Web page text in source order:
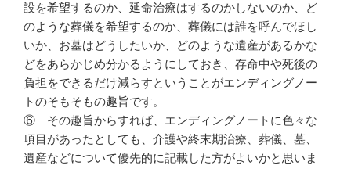
設を希望するのか、延命治療はするのかしないのか、ど
のような葬儀を希望するのか、葬儀には誰を呼んでほし
いか、お墓はどうしたいか、どのような遺産があるかな
どをあらかじめ分かるようにしておき、存命中や死後の
負担をできるだけ減らすということがエンディングノー
トのそもそもの趣旨です。
⑥ その趣旨からすれば、エンディングノートに色々な
項目があったとしても、介護や終末期治療、葬儀、墓、
遺産などについて優先的に記載した方がよいかと思いま